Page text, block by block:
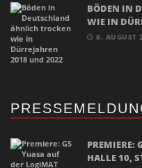
BÖDEN IN
WIE IN
6. AUGUST
PREMIERE:
HALLE 10,